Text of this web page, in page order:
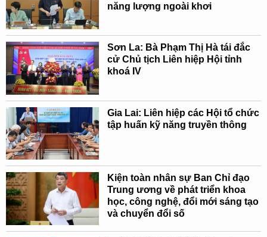
năng lượng ngoài khơi
Sơn La: Bà Phạm Thị Hà tái đắc
cử Chủ tịch Liên hiệp Hội tỉnh
khoá IV
Gia Lai: Liên hiệp các Hội tổ chức
tập huấn kỹ năng truyền thông
Kiện toàn nhân sự Ban Chỉ đạo
Trung ương về phát triển khoa
học, công nghệ, đổi mới sáng tạo
và chuyển đổi số